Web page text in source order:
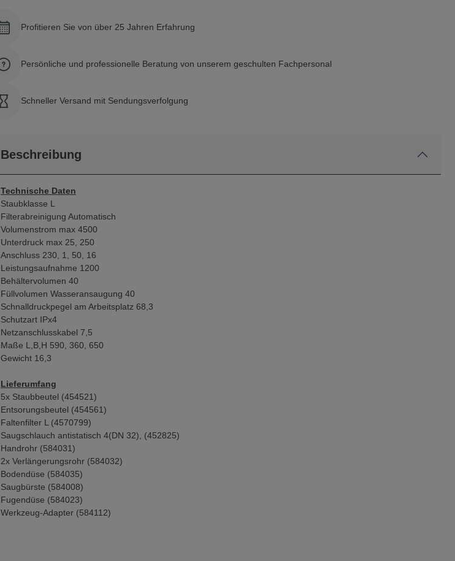
Profitieren Sie von über 25 Jahren Erfahrung
Persönliche und professionelle Beratung von unserem geschulten Fachpersonal
Schneller Versand mit Sendungsverfolgung
Beschreibung
Technische Daten
Staubklasse L
Filterabreinigung Automatisch
Volumenstrom max 4500
Unterdruck max 25, 250
Anschluss 230, 1, 50, 16
Leistungsaufnahme 1200
Behältervolumen 40
Füllvolumen Wasseransaugung 40
Schnalldruckpegel am Arbeitsplatz 68,3
Schutzart IPx4
Netzanschlusskabel 7,5
Maße L,B,H 590, 360, 650
Gewicht 16,3
Lieferumfang
5x Staubbeutel (454521)
Entsorungsbeutel (454561)
Faltenfilter L (4570799)
Saugschlauch antistatisch 4(DN 32), (452825)
Handrohr (584031)
2x Verlängerungsrohr (584032)
Bodendüse (584035)
Saugbürste (584008)
Fugendüse (584023)
Werkzeug-Adapter (584112)